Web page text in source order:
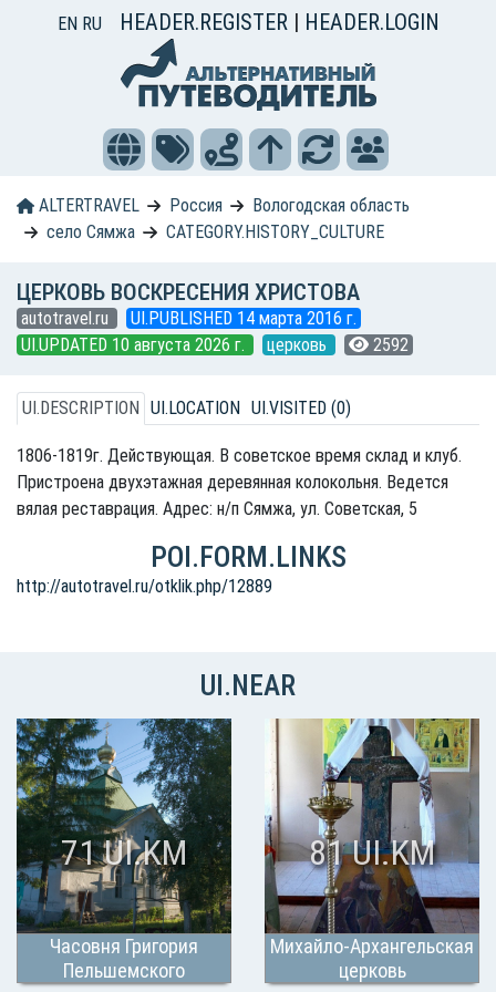
EN RU HEADER.REGISTER | HEADER.LOGIN
ALTERTRAVEL Россия
Вологодская область
село Сямжа
CATEGORY.HISTORY_CULTURE
ЦЕРКОВЬ ВОСКРЕСЕНИЯ ХРИСТОВА
autotravel.ru
UI.PUBLISHED 14 марта 2016 г.
UI.UPDATED 10 августа 2026 г.
церковь 2592
UI.DESCRIPTION UI.LOCATION UI.VISITED (0)
1806-1819г. Действующая. В советское время склад и клуб.
Пристроена двухэтажная деревянная колокольня. Ведется
вялая реставрация. Адрес: н/п Сямжа, ул. Советская, 5
POI.FORM.LINKS
http://autotravel.ru/otklik.php/12889
UI.NEAR
Часовня Григория
Пельшемского
71 UI.KM
Михайло-Архангельская
церковь
81 UI.KM